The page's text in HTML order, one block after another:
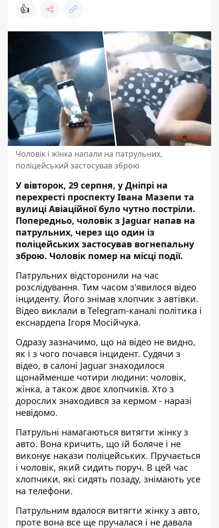
👍
Чоловік і жінка напали на патрульних,
поліцейський застосував зброю
У вівторок, 29 серпня, у Дніпрі на
перехресті проспекту Івана Мазепи та
вулиці Авіаційної було чутно постріли.
Попередньо, чоловік з Jaguar напав на
патрульних, через що один із
поліцейських застосував вогнепальну
зброю. Чоловік помер на місці події.
Патрульних відсторонили на час
розслідування. Тим часом з'явилося відео
інциденту. Його знімав хлопчик з автівки.
Відео виклали в Telegram-каналі політика і
екснардепа Ігоря Мосійчука.
Одразу зазначимо, що на відео не видно,
як і з чого почався інцидент. Судячи з
відео, в салоні Jaguar знаходилося
щонайменше чотири людини: чоловік,
жінка, а також двоє хлопчиків. Хто з
дорослих знаходився за кермом - наразі
невідомо.
Патрульні намагаються витягти жінку з
авто. Вона кричить, що їй боляче і не
виконує накази поліцейських. Пручається
і чоловік, який сидить поруч. В цей час
хлопчики, які сидять позаду, знімають усе
на телефони.
Патрульним вдалося витягти жінку з авто,
проте вона все ще пручалася і не давала